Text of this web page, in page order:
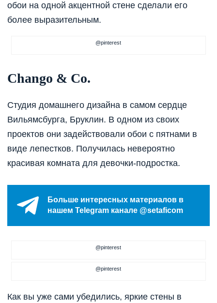
обои на одной акцентной стене сделали его
более выразительным.
@pinterest
Chango & Co.
Cтудия домашнего дизайна в самом сердце
Вильямсбурга, Бруклин. В одном из своих
проектов они задействовали обои с пятнами в
виде лепестков. Получилась невероятно
красивая комната для девочки-подростка.
Больше интересных материалов в
нашем Telegram канале @setaficom
@pinterest
@pinterest
Как вы уже сами убедились, яркие стены в